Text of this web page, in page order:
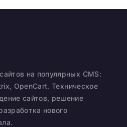
на популярных CMS:
OpenCart. Техническое
сайтов, решение
нового